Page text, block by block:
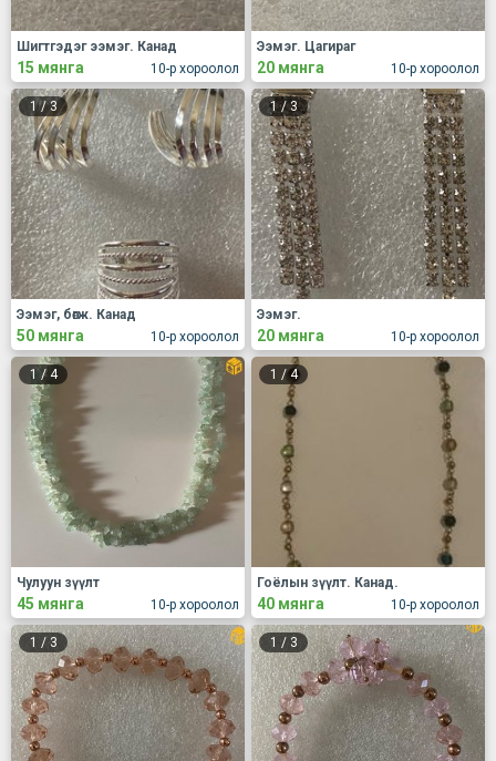
10-р хороолол
Шигтгэдэг ээмэг. Канад
15 мянга 10-р хороолол
Ээмэг. Цагираг
20 мянга
1/3
10-р хороолол
Ээмэг, бөгж. Канад
50 мянга
1/3
10-р хороолол
Ээмэг.
20 мянга
1/ 4
10-р хороолол
Чулуун зүүлт
45 мянга
1 /4
10-р хороолол
Гоёлын зүүлт. Канад.
40 мянга
1 / 3 1 / 3